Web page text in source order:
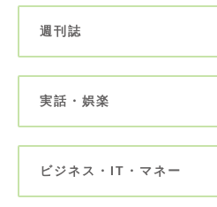
週刊誌
実話・娯楽
ビジネス・IT・マネー